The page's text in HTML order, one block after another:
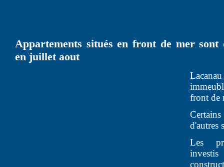
Appartements situés en front de mer
en juillet aout
front de
d'autres
Les